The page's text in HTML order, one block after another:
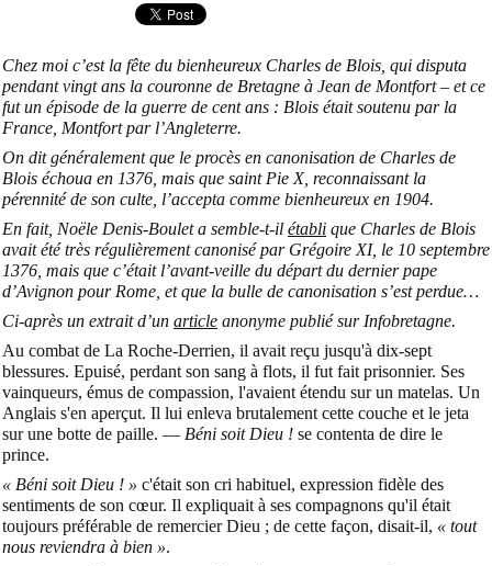
Chez moi c’est la fête du bienheureux Charles de Blois, qui disputa
pendant vingt ans la couronne de Bretagne à Jean de Montfort – et ce
fut un épisode de la guerre de cent ans : Blois était soutenu par la
France, Montfort par l’Angleterre.
On dit généralement que le procès en canonisation de Charles de
Blois échoua en 1376, mais que saint Pie X, reconnaissant la
pérennité de son culte, l’accepta comme bienheureux en 1904.
En fait, Noële Denis-Boulet a semble-t-il établi que Charles de Blois
avait été très régulièrement canonisé par Grégoire XI, le 10 septembre
1376, mais que c’était l’avant-veille du départ du dernier pape
d’Avignon pour Rome, et que la bulle de canonisation s’est perdue…
Ci-après un extrait d’un article anonyme publié sur Infobretagne.
Au combat de La Roche-Derrien, il avait reçu jusqu'à dix-sept
blessures. Epuisé, perdant son sang à flots, il fut fait prison­nier. Ses
vainqueurs, émus de compassion, l'avaient étendu sur un matelas. Un
Anglais s'en aperçut. Il lui enleva brutalement cette couche et le jeta
sur une botte de paille. — Béni soit Dieu ! se contenta de dire le
prince.
« Béni soit Dieu ! » c'était son cri habituel, expression fidèle des
sentiments de son cœur. Il expliquait à ses compagnons qu'il était
toujours préférable de remercier Dieu ; de cette façon, disait-il, « tout
nous reviendra à bien ».